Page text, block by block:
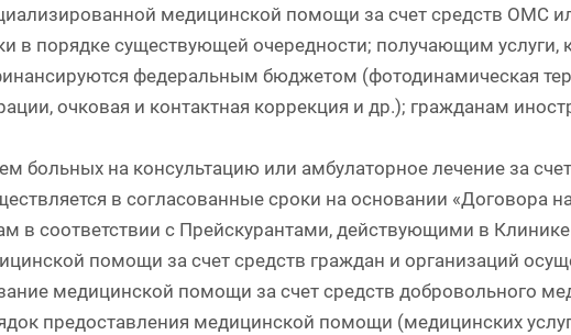
медицинской помощи за счет средств ОМС
в порядке существующей очередности; получающим
федеральным бюджетом (фотодинамическая
очковая и контактная коррекция и др.); гражданам
больных на консультацию или амбулаторное лечение за
в согласованные сроки на основании «Договора
в соответствии с Прейскурантами, действующими в
помощи за счет средств граждан и организаций
медицинской помощи за счет средств добровольного
предоставления медицинской помощи (медицинских